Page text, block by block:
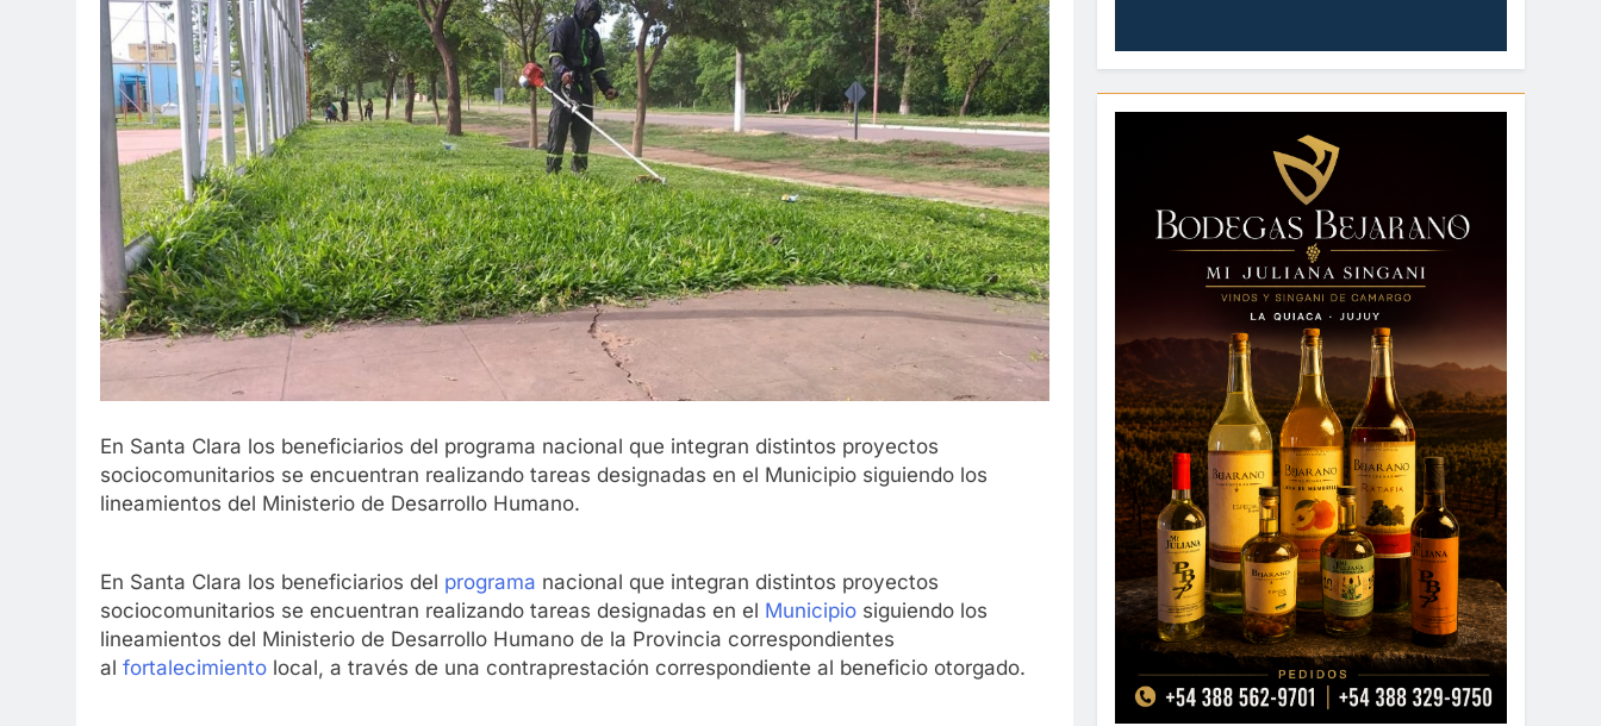
En Santa Clara los beneficiarios del programa nacional que integran distintos proyectos
sociocomunitarios se encuentran realizando tareas designadas en el Municipio siguiendo los
lineamientos del Ministerio de Desarrollo Humano.
En Santa Clara los beneficiarios del programa nacional que integran distintos proyectos
sociocomunitarios se encuentran realizando tareas designadas en el Municipio siguiendo los
lineamientos del Ministerio de Desarrollo Humano de la Provincia correspondientes
al fortalecimiento local, a través de una contraprestación correspondiente al beneficio otorgado.